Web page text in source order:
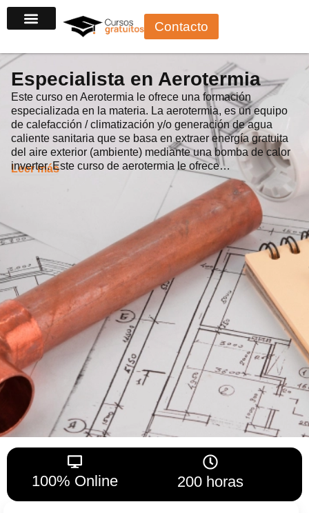
al
Contacto
Especialista en Aerotermia
Este curso en Aerotermia le ofrece una formación
especializada en la materia. La aerotermia, es un equipo
de calefacción / climatización y/o generación de agua
caliente sanitaria que se basa en extraer energía gratuita
del aire exterior (ambiente) mediante una bomba de calor
inverter. Este curso de aerotermia le ofrece…
Leer más
100% Online 200 horas